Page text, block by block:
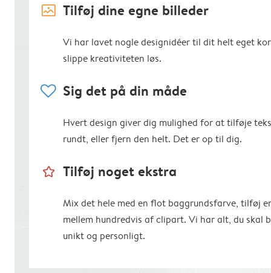
image_placeholder Tilføj dine egne billeder
Vi har lavet nogle designidéer til dit helt eget
slippe kreativiteten løs.
heart Sig det på din måde
Hvert design giver dig mulighed for at tilføje
rundt, eller fjern den helt. Det er op til dig.
star_outline Tilføj noget ekstra
Mix det hele med en flot baggrundsfarve, tilføj
mellem hundredvis af clipart. Vi har alt, du skal
unikt og personligt.